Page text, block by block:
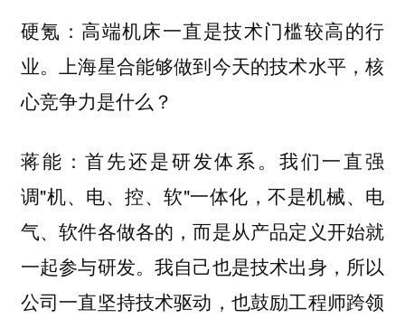
硬氪：高端机床一直是技术门槛较高的行
业。上海星合能够做到今天的技术水平，核
心竞争力是什么？
蒋能：首先还是研发体系。我们一直强
调"机、电、控、软"一体化，不是机械、电
气、软件各做各的，而是从产品定义开始就
一起参与研发。我自己也是技术出身，所以
公司一直坚持技术驱动，也鼓励工程师跨领